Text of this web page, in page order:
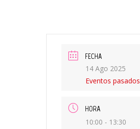
FECHA
14 Ago 2025
Eventos pasados
HORA
10:00 - 13:30